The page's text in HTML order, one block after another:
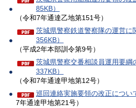
85KB）
（令和7年通達乙地第151号）
茨城県警察鉄道警察隊の運営に
356KB）
（平成2年本部訓令第9号）
茨城県警察交番相談員運用要綱
337KB）
（令和7年通達甲地第12号）
巡回連絡実施要領の改正につい
7年通達甲地第21号）